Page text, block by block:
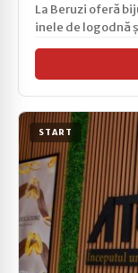
La Beruzi oferă
inele de logodnă
START